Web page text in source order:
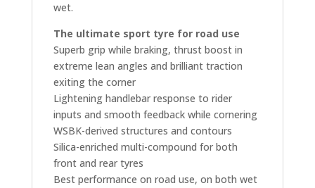
wet.
The ultimate sport tyre for road use
Superb grip while braking, thrust boost in
extreme lean angles and brilliant traction
exiting the corner
Lightening handlebar response to rider
inputs and smooth feedback while cornering
WSBK-derived structures and contours
Silica-enriched multi-compound for both
front and rear tyres
Best performance on road use, on both wet